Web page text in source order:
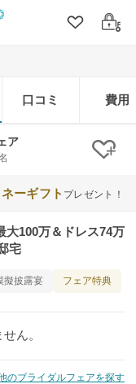
クリップ
ログ
口コミ 費用
ア
ク
ーギフト プレゼント！
大100万＆ドレス74万
宅
擬披露宴 フェア特典
ん。
のブライダルフェアを探す